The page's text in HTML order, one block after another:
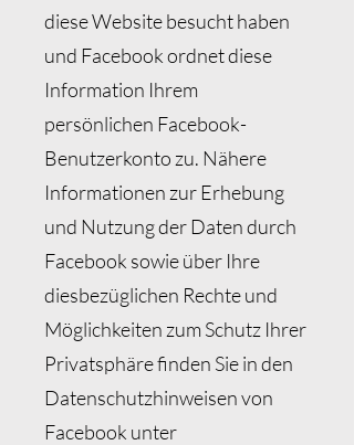
diese Website besucht haben
und Facebook ordnet diese
Information Ihrem
persönlichen Facebook-
Benutzerkonto zu. Nähere
Informationen zur Erhebung
und Nutzung der Daten durch
Facebook sowie über Ihre
diesbezüglichen Rechte und
Möglichkeiten zum Schutz Ihrer
Privatsphäre finden Sie in den
Datenschutzhinweisen von
Facebook unter